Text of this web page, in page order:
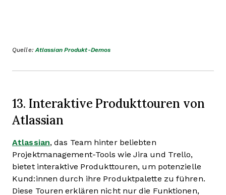
Quelle: Atlassian Produkt-Demos
13. Interaktive Produkttouren von
Atlassian
Atlassian, das Team hinter beliebten
Projektmanagement-Tools wie Jira und Trello,
bietet interaktive Produkttouren, um potenzielle
Kund:innen durch ihre Produktpalette zu führen.
Diese Touren erklären nicht nur die Funktionen,